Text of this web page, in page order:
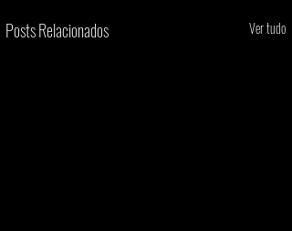
Posts Relacionados Ver tudo